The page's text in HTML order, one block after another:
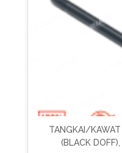
TANGKAI/
(BLACK